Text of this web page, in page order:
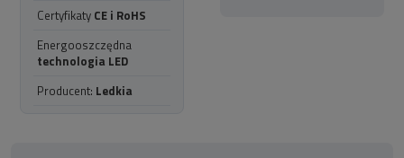
Certyfikaty CE i RoHS
Energooszczędna
technologia LED
Producent: Ledkia